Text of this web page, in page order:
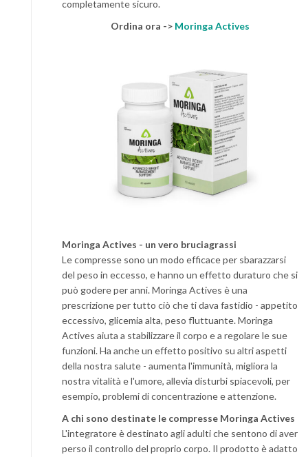
completamente sicuro.
Ordina ora -> Moringa Actives
Moringa Actives - un vero bruciagrassi
Le compresse sono un modo efficace per sbarazzarsi
del peso in eccesso, e hanno un effetto duraturo che si
può godere per anni. Moringa Actives è una
prescrizione per tutto ciò che ti dava fastidio - appetito
eccessivo, glicemia alta, peso fluttuante. Moringa
Actives aiuta a stabilizzare il corpo e a regolare le sue
funzioni. Ha anche un effetto positivo su altri aspetti
della nostra salute - aumenta l'immunità, migliora la
nostra vitalità e l'umore, allevia disturbi spiacevoli, per
esempio, problemi di concentrazione e attenzione.
A chi sono destinate le compresse Moringa Actives
L'integratore è destinato agli adulti che sentono di aver
perso il controllo del proprio corpo. Il prodotto è adatto